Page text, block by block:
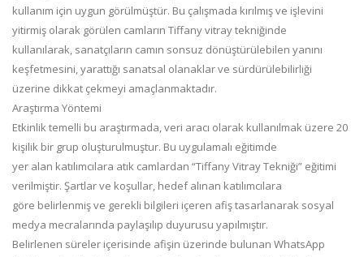
kullanım için uygun görülmüştür. Bu çalışmada kırılmış ve işlevini
yitirmiş olarak görülen camların Tiffany vitray tekniğinde
kullanılarak, sanatçıların camın sonsuz dönüştürülebilen yanını
keşfetmesini, yarattığı sanatsal olanaklar ve sürdürülebilirliği
üzerine dikkat çekmeyi amaçlanmaktadır.
Araştırma Yöntemi
Etkinlik temelli bu araştırmada, veri aracı olarak kullanılmak üzere 20
kişilik bir grup oluşturulmuştur. Bu uygulamalı eğitimde
yer alan katılımcılara atık camlardan “Tiffany Vitray Tekniği” eğitimi
verilmiştir. Şartlar ve koşullar, hedef alınan katılımcılara
göre belirlenmiş ve gerekli bilgileri içeren afiş tasarlanarak sosyal
medya mecralarında paylaşılıp duyurusu yapılmıştır.
Belirlenen süreler içerisinde afişin üzerinde bulunan WhatsApp